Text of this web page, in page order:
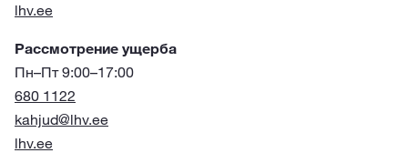
lhv.ee
Рассмотрение ущерба
Пн–Пт 9:00–17:00
680 1122
kahjud@lhv.ee
lhv.ee